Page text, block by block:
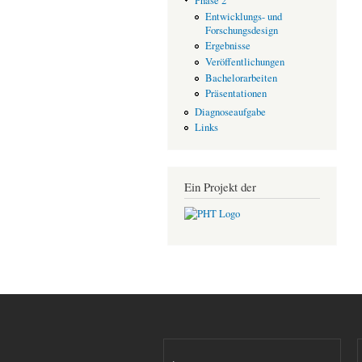
Entwicklungs- und
Forschungsdesign
Ergebnisse
Veröffentlichungen
Bachelorarbeiten
Präsentationen
Diagnoseaufgabe
Links
Ein Projekt der